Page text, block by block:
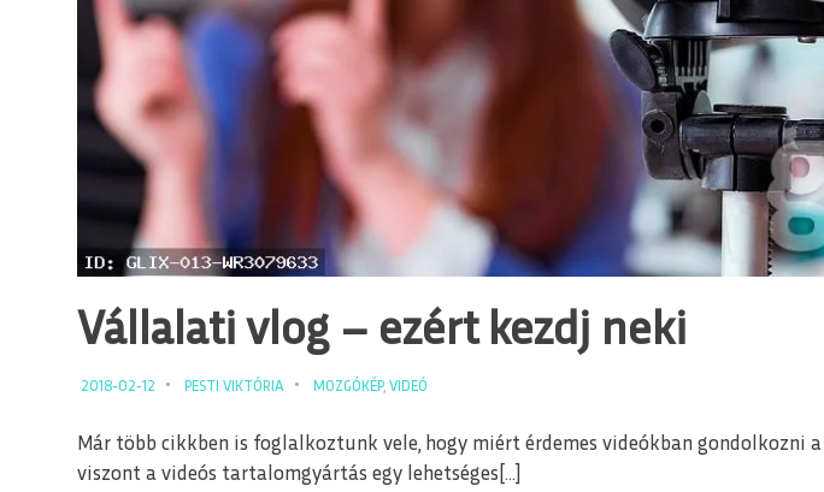
Vállalati vlog – ezért kezdj neki
2018-02-12 PESTI VIKTÓRIA MOZGÓKÉP, VIDEÓ
Már több cikkben is foglalkoztunk vele, hogy miért érdemes videókban gondolkozni
viszont a videós tartalomgyártás egy lehetséges[…]